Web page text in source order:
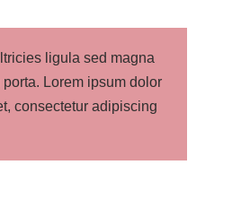
ligula sed magna
porta. Lorem ipsum dolor
consectetur adipiscing